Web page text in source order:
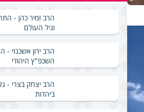
הרב זמיר כהן -
וגיל העולם
הרב ירון אשכנזי -
השכפ"ץ היהודי
הרב יצחק בצרי -
ביהדות